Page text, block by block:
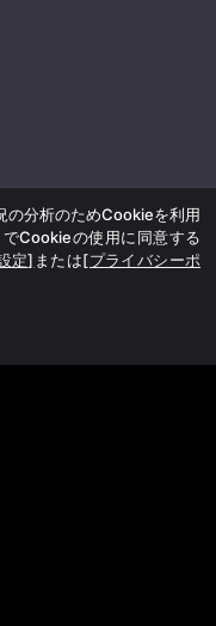
の分析のためCookieを利用
Cookieの使用に同意する
定] または[プライバシーポ